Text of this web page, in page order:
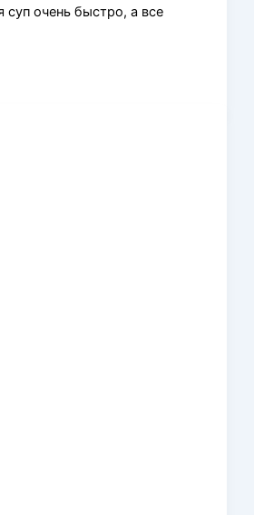
суп очень быстро, а все